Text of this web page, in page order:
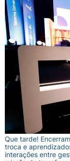
Que tarde!
troca e
interações entre